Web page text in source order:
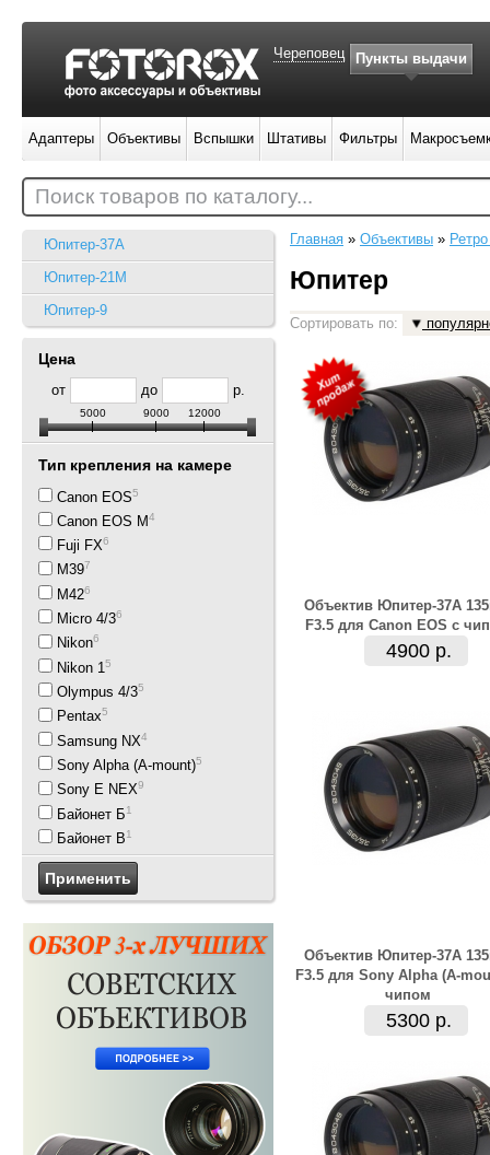
Юпитер-37А
Юпитер-21М
Юпитер-9
Цена
от до р.
5000 9000 12000
Тип крепления на камере
Canon EOS5
Canon EOS M4
Fuji FX6
M397
M426
Micro 4/36
Nikon6
Nikon 15
Olympus 4/35
Pentax5
Samsung NX4
Sony Alpha (A-mount)5
Sony E NEX9
Байонет Б1
Байонет В1
Главная » Объективы »
Юпитер
Сортировать по:
Объектив Юпитер-37А
F3.5 для Canon EOS с
4900 р.
Объектив Юпитер-37А
F3.5 для Sony Alpha (A-
чипом
5300 р.
Череповец Пункты выдачи
Адаптеры Объективы Вспышки Штативы Фильтры
Поиск товаров по каталогу...